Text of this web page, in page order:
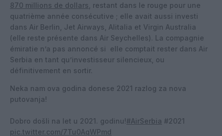
870 millions de dollars , restant dans le rouge pour une
quatrième année consécutive ; elle avait aussi investi
dans Air Berlin, Jet Airways, Alitalia et Virgin Australia
(elle reste présente dans Air Seychelles). La compagnie
émiratie n’a pas annoncé si elle comptait rester dans Air
Serbia en tant qu’investisseur silencieux, ou
définitivement en sortir.
Neka nam ova godina donese 2021 razlog za nova
putovanja!
Dobro došli na let u 2021. godinu!#AirSerbia #2021
pic.twitter.com/7Tu0AqWPmd